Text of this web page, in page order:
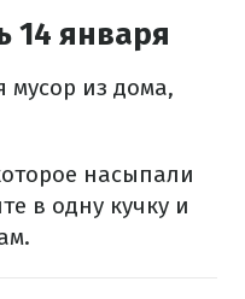
14 января
мусор из дома,
насыпали
в одну кучку и